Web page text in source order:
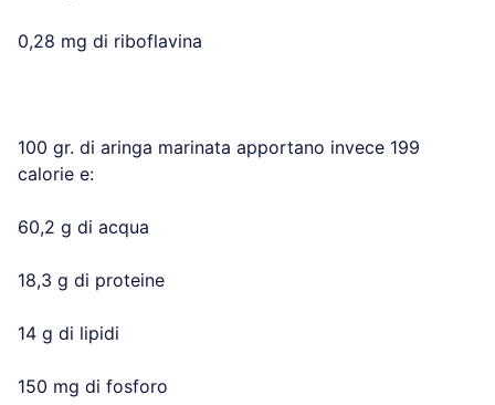
0,28 mg di riboflavina
100 gr. di aringa marinata apportano invece 199
calorie e:
60,2 g di acqua
18,3 g di proteine
14 g di lipidi
150 mg di fosforo